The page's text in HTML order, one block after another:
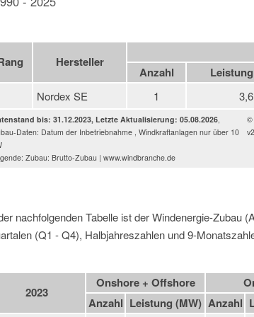
Hersteller
Anzahl
Nordex SE 1 3,6
bis: 31.12.2023, Letzte Aktualisierung: 05.08.2026,
Daten: Datum der Inbetriebnahme , Windkraftanlagen nur über 10
Zubau: Brutto-Zubau | www.windbranche.de
©
v2
nachfolgenden Tabelle ist der Windenergie-Zubau
(Q1 - Q4), Halbjahreszahlen und 9-
2023
Onshore + Offshore
Anzahl Leistung (MW) Anzahl